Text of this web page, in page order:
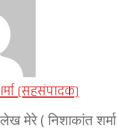
(सहसंपादक)
मेरे ( निशाकांत